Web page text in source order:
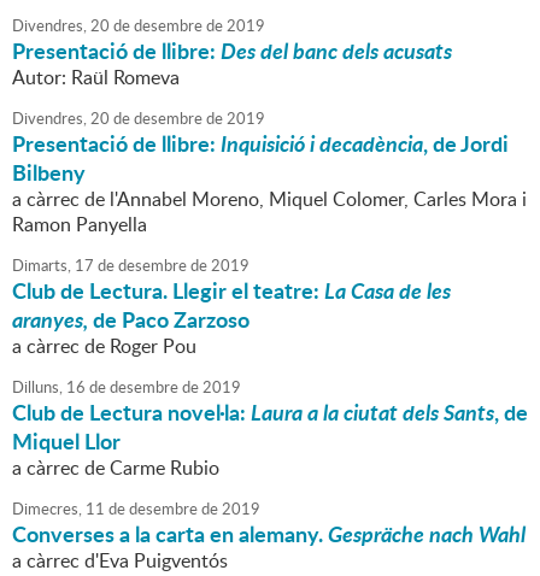
Divendres,20 dedesembrede2019
Presentació de llibre:Des del banc dels acusats
Autor: Raül Romeva
Divendres,20 dedesembrede2019
Presentació de llibre:Inquisició i decadència, de Jordi
Bilbeny
a càrrec de l'Annabel Moreno, Miquel Colomer, Carles Mora i
Ramon Panyella
Dimarts, 17 dedesembrede2019
Club de Lectura. Llegir el teatre:La Casa de les
aranyes,de Paco Zarzoso
a càrrec de Roger Pou
Dilluns, 16 dedesembrede2019
Club de Lectura novel·la:Laura a la ciutat dels Sants, de
Miquel Llor
a càrrec de Carme Rubio
Dimecres, 11 dedesembrede2019
Converses a la carta en alemany.Gespräche nach Wahl
a càrrec d'Eva Puigventós